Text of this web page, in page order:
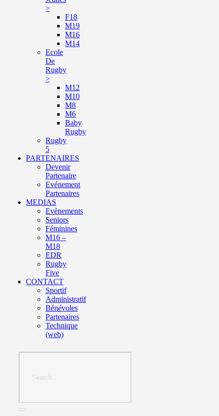
>
F18
M19
M16
M14
Ecole
De
Rugby
>
M12
M10
M8
M6
Baby
Rugby
Rugby
5
PARTENAIRES
Devenir
Partenaire
Evénement
Partenaires
MEDIAS
Evènements
Seniors
Féminines
M16 –
M18
EDR
Rugby
Five
CONTACT
Sportif
Administratif
Bénévoles
Partenaires
Technique
(web)